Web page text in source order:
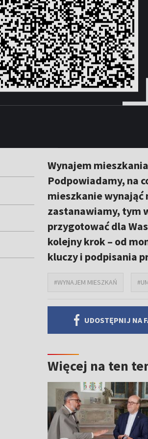
Wynajem
Podpowiadamy, na
mieszkanie
zastanawiamy, tym
przygotować dla
kolejny krok – od
kluczy i podpisania
#WYNAJEM MIESZKAŃ
UDOSTĘPNIJ NA
Więcej na ten